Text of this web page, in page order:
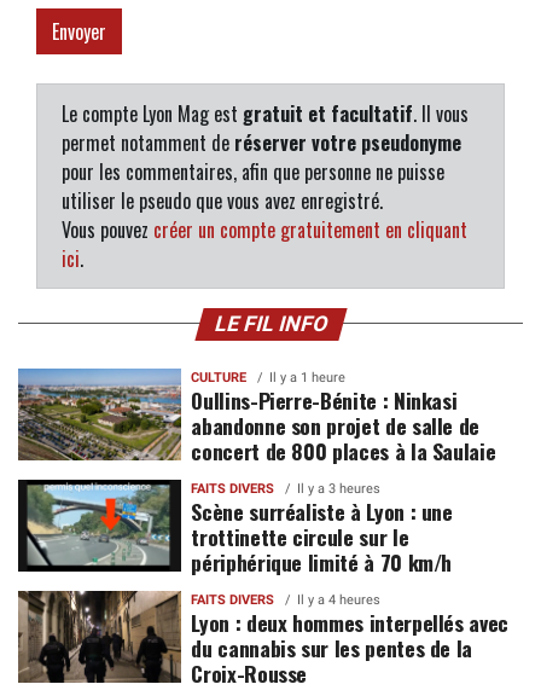
Le compte Lyon Mag est gratuit et facultatif. Il vous
permet notamment de réserver votre pseudonyme
pour les commentaires, afin que personne ne puisse
utiliser le pseudo que vous avez enregistré.
Vous pouvez créer un compte gratuitement en cliquant
ici.
LE FIL INFO
CULTURE Il y a 1 heure
Oullins-Pierre-Bénite : Ninkasi
abandonne son projet de salle de
concert de 800 places à la Saulaie
FAITS DIVERS Il y a 3 heures
Scène surréaliste à Lyon : une
trottinette circule sur le
périphérique limité à 70 km/h
FAITS DIVERS Il y a 4 heures
Lyon : deux hommes interpellés avec
du cannabis sur les pentes de la
Croix-Rousse